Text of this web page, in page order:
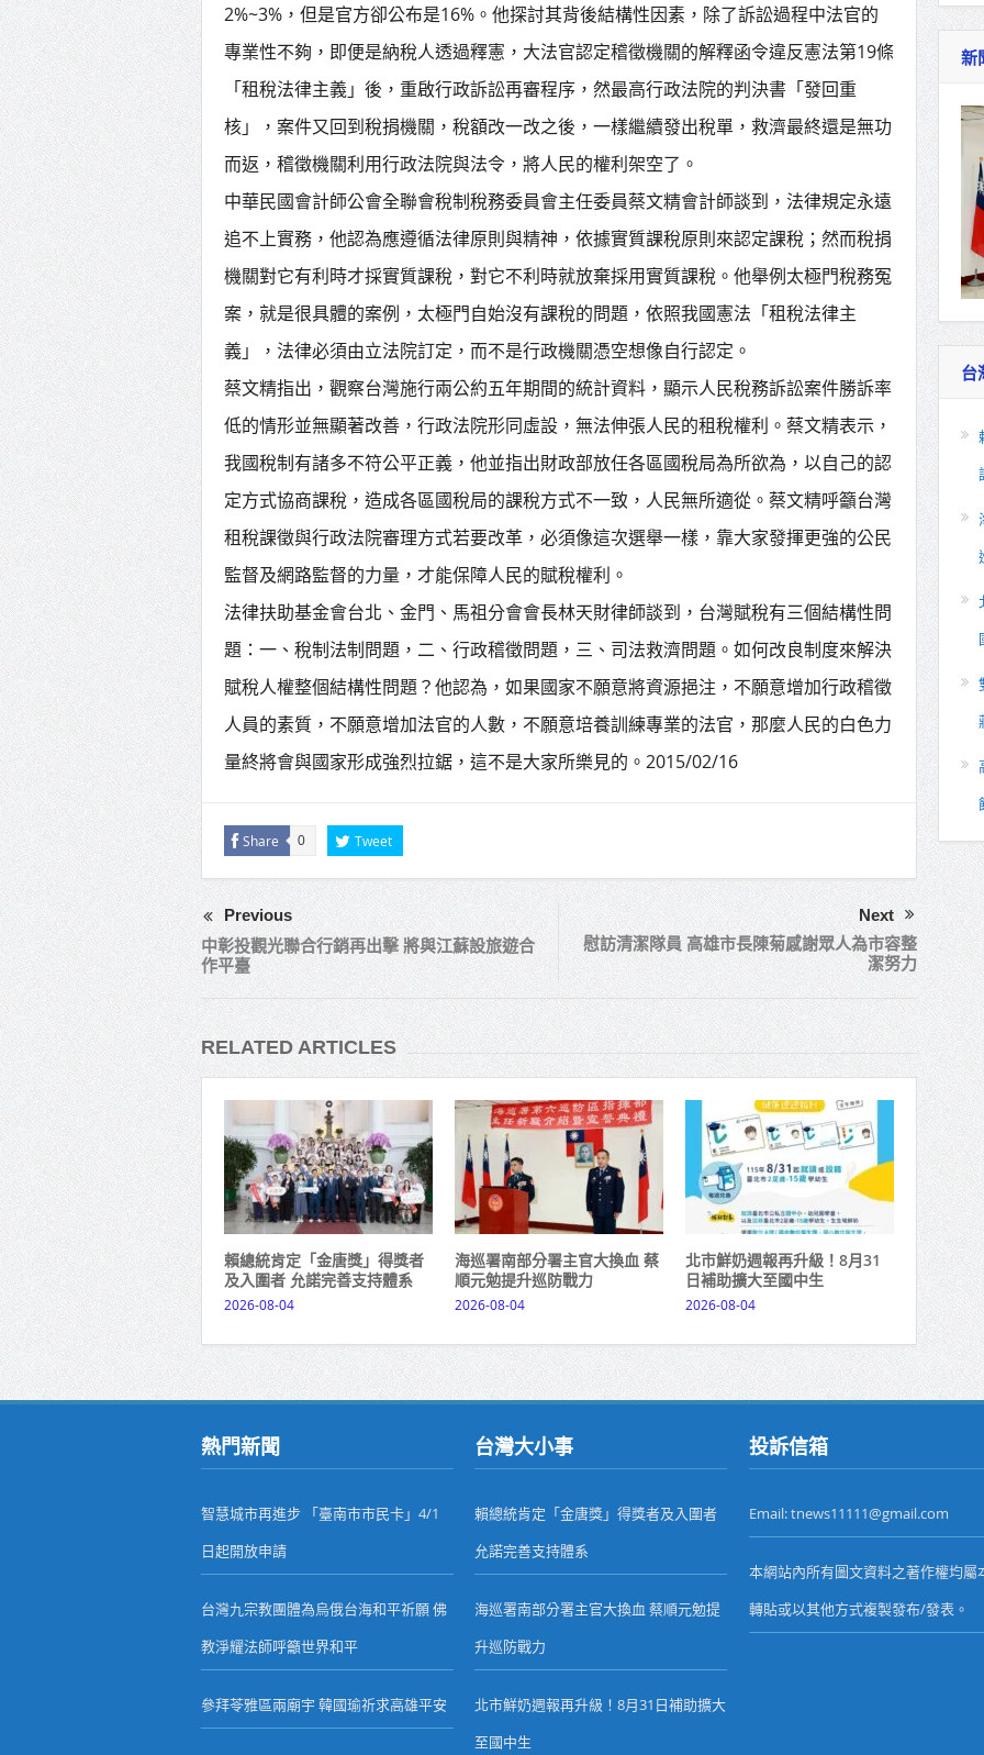
2%~3%，但是官方卻公布是16%。他探討其背後結構性因素，除了訴訟過程中法官的
專業性不夠，即便是納稅人透過釋憲，大法官認定稽徵機關的解釋函令違反憲法第19條
「租稅法律主義」後，重啟行政訴訟再審程序，然最高行政法院的判決書「發回重
核」，案件又回到稅捐機關，稅額改一改之後，一樣繼續發出稅單，救濟最終還是無功
而返，稽徵機關利用行政法院與法令，將人民的權利架空了。
中華民國會計師公會全聯會稅制稅務委員會主任委員蔡文精會計師談到，法律規定永遠
追不上實務，他認為應遵循法律原則與精神，依據實質課稅原則來認定課稅；然而稅捐
機關對它有利時才採實質課稅，對它不利時就放棄採用實質課稅。他舉例太極門稅務冤
案，就是很具體的案例，太極門自始沒有課稅的問題，依照我國憲法「租稅法律主
義」，法律必須由立法院訂定，而不是行政機關憑空想像自行認定。
蔡文精指出，觀察台灣施行兩公約五年期間的統計資料，顯示人民稅務訴訟案件勝訴率
低的情形並無顯著改善，行政法院形同虛設，無法伸張人民的租稅權利。蔡文精表示，
我國稅制有諸多不符公平正義，他並指出財政部放任各區國稅局為所欲為，以自己的認
定方式協商課稅，造成各區國稅局的課稅方式不一致，人民無所適從。蔡文精呼籲台灣
租稅課徵與行政法院審理方式若要改革，必須像這次選舉一樣，靠大家發揮更強的公民
監督及網路監督的力量，才能保障人民的賦稅權利。
法律扶助基金會台北、金門、馬祖分會會長林天財律師談到，台灣賦稅有三個結構性問
題：一、稅制法制問題，二、行政稽徵問題，三、司法救濟問題。如何改良制度來解決
賦稅人權整個結構性問題？他認為，如果國家不願意將資源挹注，不願意增加行政稽徵
人員的素質，不願意增加法官的人數，不願意培養訓練專業的法官，那麼人民的白色力
量終將會與國家形成強烈拉鋸，這不是大家所樂見的。2015/02/16
Share 0 Tweet
Previous
中彰投觀光聯合行銷再出擊 將與江蘇設旅遊合
作平臺
Next
慰訪清潔隊員 高雄市長陳菊感謝眾人為市容整
潔努力
RELATED ARTICLES
賴總統肯定「金唐獎」得獎者
及入圍者 允諾完善支持體系
2026-08-04
海巡署南部分署主官大換血 蔡
順元勉提升巡防戰力
2026-08-04
北市鮮奶週報再升級！8月31
日補助擴大至國中生
2026-08-04
新
台
熱門新聞
智慧城市再進步 「臺南市市民卡」4/1
日起開放申請
台灣九宗教團體為烏俄台海和平祈願 佛
教淨耀法師呼籲世界和平
參拜苓雅區兩廟宇 韓國瑜祈求高雄平安
台灣大小事
賴總統肯定「金唐獎」得獎者及入圍者
允諾完善支持體系
海巡署南部分署主官大換血 蔡順元勉提
升巡防戰力
北市鮮奶週報再升級！8月31日補助擴大
至國中生
投訴信箱
Email: tnews11111@gmail.com
本網站內所有圖文資料之著作權均
轉貼或以其他方式複製發布/發表。